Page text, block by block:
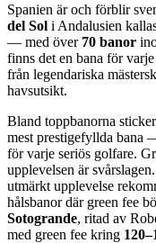
Spanien är och förblir
del Sol i Andalusien
— med över 70 banor
finns det en bana för
från legendariska
havsutsikt.
Bland toppbanorna sticker
mest prestigefyllda bana
för varje seriös golfare.
upplevelsen är
utmärkt upplevelse
hålsbanor där green fee
Sotogrande, ritad av
med green fee kring